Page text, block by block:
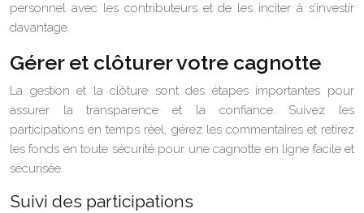
personnel avec les contributeurs et de les inciter à s’investir
davantage.
Gérer et clôturer votre cagnotte
La gestion et la clôture sont des étapes importantes pour
assurer la transparence et la confiance. Suivez les
participations en temps réel, gérez les commentaires et retirez
les fonds en toute sécurité pour une cagnotte en ligne facile et
sécurisée.
Suivi des participations